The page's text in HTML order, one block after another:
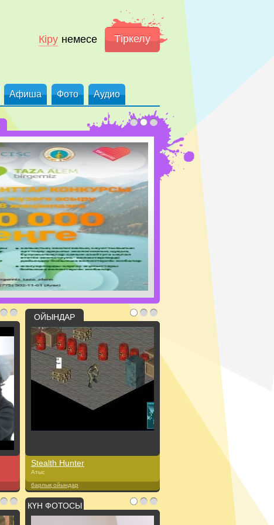
Кіру немесе Тіркелу
Афиша Фото Аудио
ОЙЫНДАР
Stealth Hunter
Атыс
барлық ойындар
КҮН ФОТОСЫ